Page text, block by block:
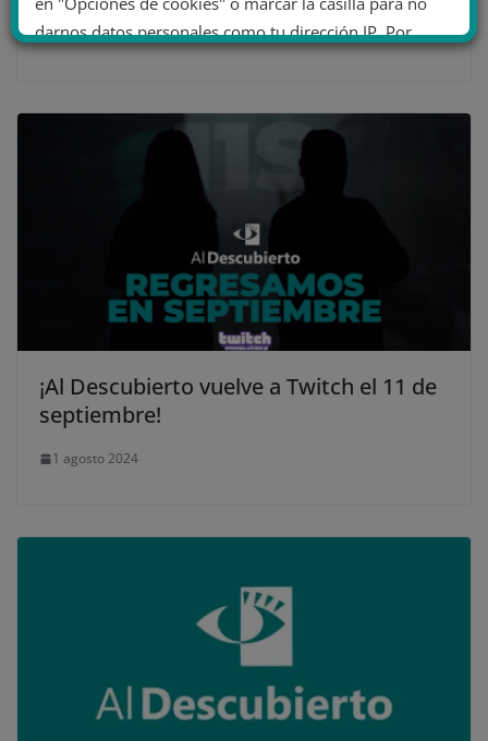
21 julio 2020
¡Al Descubierto vuelve a Twitch el 11 de
septiembre!
1 agosto 2024
darnos datos personales como tu dirección IP. Por
No dar mi información personal
Opciones de cookies Aceptar cookies